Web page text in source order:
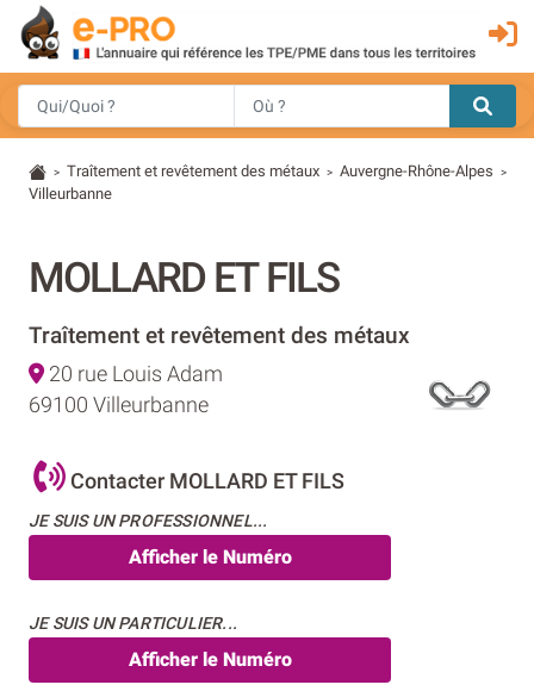
> Traîtement et revêtement des métaux > Auvergne-Rhône-Alpes >
Villeurbanne
MOLLARD ET FILS
Traîtement et revêtement des métaux
20 rue Louis Adam
69100 Villeurbanne
Contacter MOLLARD ET FILS
JE SUIS UN PROFESSIONNEL...
Afficher le Numéro
JE SUIS UN PARTICULIER...
Afficher le Numéro